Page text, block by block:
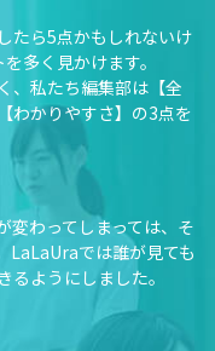
たら5点かもしれないけ
多く見かけます。
、私たち編集部は【全
わかりやすさ】の3点を
変わってしまっては、そ
LaLaUraでは誰が見ても
るようにしました。